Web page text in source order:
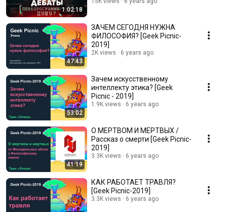
1:02:18
47:43
ЗАЧЕМ СЕГОДНЯ НУЖНА
ФИЛОСОФИЯ? [Geek Picnic-
2019]
2K views 6 years ago
53:02
Зачем искусственному
интеллекту этика? [Geek
Picnic - 2019]
1.9K views 6 years ago
41:19
О МЕРТВОМ И МЕРТВЫХ /
Рассказ о смерти [Geek Picnic-
2019]
3.3K views 6 years ago
КАК РАБОТАЕТ ТРАВЛЯ?
[Geek Picnic-2019]
3.3K views 6 years ago